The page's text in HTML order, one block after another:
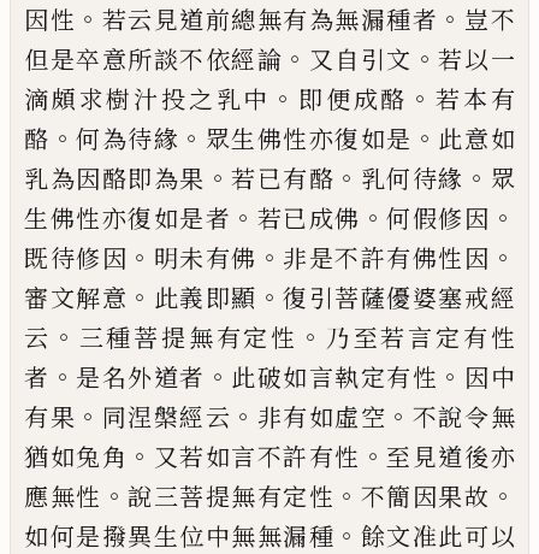
因性 。 若云見道前總無有為無漏種者 。 豈不
但是卒意所談不依經論 。 又自引文 。若以一
滴頗求樹汁投之乳中 。 即便成酪 。 若本有
酪 。何為待緣 。 眾生佛性亦復如是 。 此意如
乳為因酪即為果 。若已有酪 。 乳何待緣 。 眾
生佛性亦復如是者 。 若已成佛 。何假修因 。
既待修因 。 明未有佛 。 非是不許有佛性因 。
審文解意 。 此義即顯 。復引菩薩優婆塞戒經
云 。 三種菩提無有定性 。 乃至若言定有性
者 。 是名外道者 。 此破如言執定有性 。 因中
有果 。 同涅槃經云 。 非有如虛空 。 不說令無
猶如兔角 。 又若如言不許有性 。 至見道後亦
應無性 。說三菩提無有定性 。 不簡因果故 。
如何是撥異生位中無無漏種 。 餘文准此可以